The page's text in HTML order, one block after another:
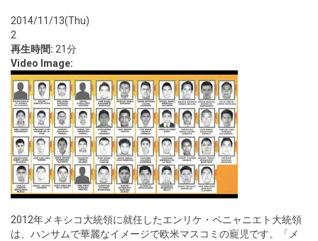
2014/11/13(Thu)
2
再生時間: 21分
Video Image:
2012年メキシコ大統領に就任したエンリケ・ペニャニエト大統領
は、ハンサムで華麗なイメージで欧米マスコミの寵児です。「メ